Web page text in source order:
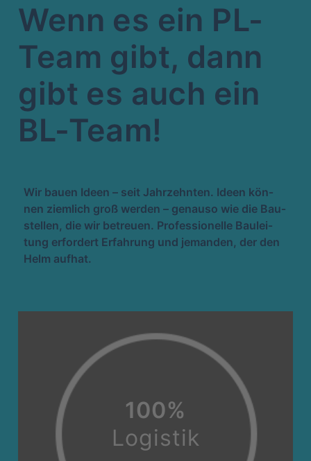
Wenn es ein PL-
Team gibt, dann
gibt es auch ein
BL-Team!
Wir bau­en Ideen – seit Jahr­zehn­ten. Ideen kön­
nen ziem­lich groß wer­den – genau­so wie die Bau­
stel­len, die wir betreu­en. Pro­fes­sio­nel­le Bau­lei­
tung erfor­dert Erfah­rung und jeman­den, der den
Helm aufhat.
100%
Logis­tik